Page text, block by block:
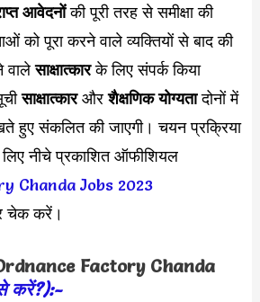
आवेदनोंकी पूरी तरह से समीक्षा की
को पूरा करने वाले व्यक्तियों से बाद की
वालेसाक्षात्कारके लिए संपर्क किया
साक्षात्कारऔरशैक्षणिक योग्यतादोनों में
हुए संकलित की जाएगी। चयन प्रक्रिया
लिए नीचे प्रकाशित ऑफीशियल
Chanda Jobs 2023
करें।
Factory Chanda
करें?):-